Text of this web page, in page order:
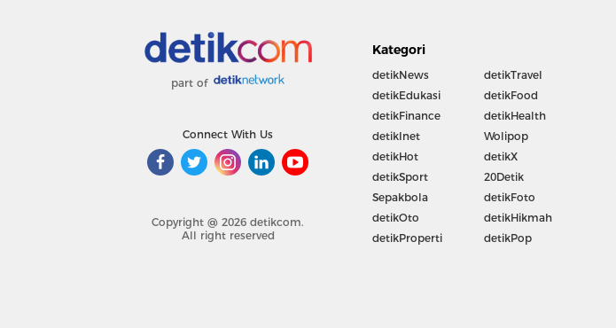
part of
Connect With Us
Copyright @ 2026 detikcom.
All right reserved
Kategori
detikNews
detikEdukasi
detikFinance
detikInet
detikHot
detikSport
Sepakbola
detikOto
detikProperti
detikTravel
detikFood
detikHealth
Wolipop
detikX
20Detik
detikFoto
detikHikmah
detikPop